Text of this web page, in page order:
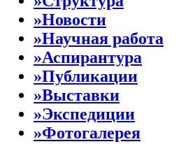
»Новости
»Научная работа
»Аспирантура
»Публикации
»Выставки
»Экспедиции
»Фотогалерея